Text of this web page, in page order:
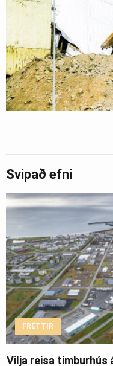
Svipað efni
FRÉTTIR
Vilja reisa timburhús